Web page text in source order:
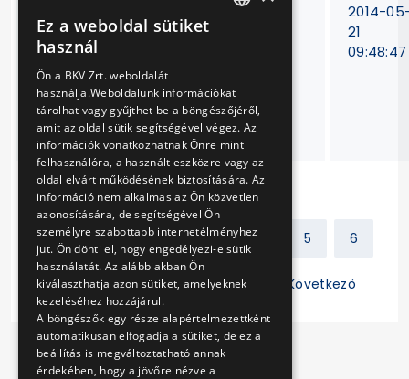
autóbuszok
időszakos műszaki
felülvizsgálatra való
felkészítése és
műszaki
vizsgáztatása
15T-
2014-
21
09:48:47
Előző 1 2 3 4 5 6
7 8 9 10 11 Következő
Ez a weboldal sütiket
használ
Ön a BKV Zrt. weboldalát
használja.Weboldalunk információkat
tárolhat vagy gyűjthet be a böngészőjéről,
amit az oldal sütik segítségével végez. Az
információk vonatkozhatnak Önre mint
felhasználóra, a használt eszközre vagy az
oldal elvárt működésének biztosítására. Az
információ nem alkalmas az Ön közvetlen
azonosítására, de segítségével Ön
személyre szabottabb internetélményhez
jut. Ön dönti el, hogy engedélyezi-e sütik
használatát. Az alábbiakban Ön
kiválaszthatja azon sütiket, amelyeknek
kezeléséhez hozzájárul.
A böngészők egy része alapértelmezettként
automatikusan elfogadja a sütiket, de ez a
beállítás is megváltoztatható annak
érdekében, hogy a jövőre nézve a